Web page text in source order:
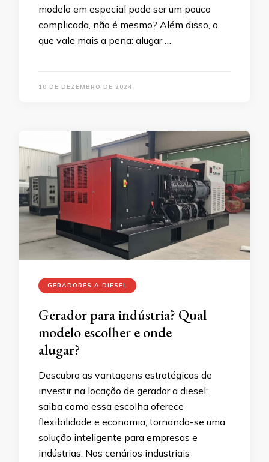
modelo em especial pode ser um pouco
complicada, não é mesmo? Além disso, o
que vale mais a pena: alugar …
10 DE DEZEMBRO DE 2024
GERADORES A DIESEL
Gerador para indústria? Qual
modelo escolher e onde
alugar?
Descubra as vantagens estratégicas de
investir na locação de gerador a diesel;
saiba como essa escolha oferece
flexibilidade e economia, tornando-se uma
solução inteligente para empresas e
indústrias. Nos cenários industriais